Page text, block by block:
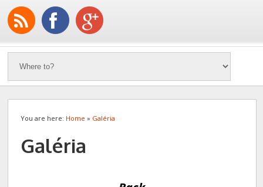
You are here: Home » Galéria
Galéria